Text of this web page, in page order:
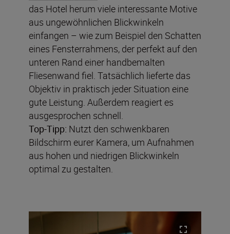
das Hotel herum viele interessante Motive
aus ungewöhnlichen Blickwinkeln
einfangen – wie zum Beispiel den Schatten
eines Fensterrahmens, der perfekt auf den
unteren Rand einer handbemalten
Fliesenwand fiel. Tatsächlich lieferte das
Objektiv in praktisch jeder Situation eine
gute Leistung. Außerdem reagiert es
ausgesprochen schnell.
Top-Tipp: Nutzt den schwenkbaren
Bildschirm eurer Kamera, um Aufnahmen
aus hohen und niedrigen Blickwinkeln
optimal zu gestalten.